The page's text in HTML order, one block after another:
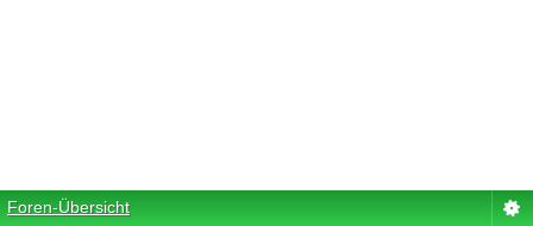
Foren-Übersicht